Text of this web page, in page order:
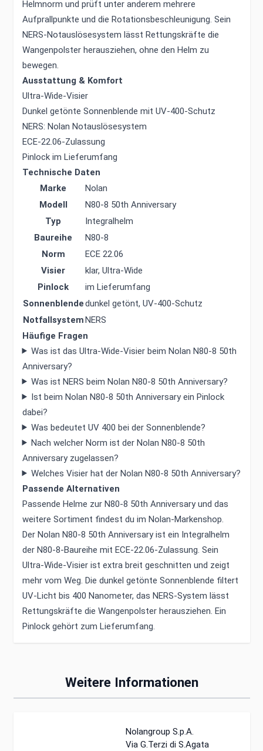
Helmnorm und prüft unter anderem mehrere
Aufprallpunkte und die Rotationsbeschleunigung. Sein
NERS-Notauslösesystem lässt Rettungskräfte die
Wangenpolster herausziehen, ohne den Helm zu
bewegen.
Ausstattung & Komfort
Ultra-Wide-Visier
Dunkel getönte Sonnenblende mit UV-400-Schutz
NERS: Nolan Notauslösesystem
ECE-22.06-Zulassung
Pinlock im Lieferumfang
Technische Daten
Marke
Nolan
Modell
N80-8 50th Anniversary
Typ
Integralhelm
Baureihe
N80-8
Norm
ECE 22.06
Visier
klar, Ultra-Wide
Pinlock
im Lieferumfang
Sonnenblendedunkel getönt, UV-400-Schutz
NotfallsystemNERS
Häufige Fragen
Was ist das Ultra-Wide-Visier beim Nolan N80-8 50th
Anniversary?
Was ist NERS beim Nolan N80-8 50th Anniversary?
Ist beim Nolan N80-8 50th Anniversary ein Pinlock
dabei?
Was bedeutet UV 400 bei der Sonnenblende?
Nach welcher Norm ist der Nolan N80-8 50th
Anniversary zugelassen?
Welches Visier hat der Nolan N80-8 50th Anniversary?
Passende Alternativen
Passende Helme zur N80-8 50th Anniversary und das
weitere Sortiment findest du im Nolan-Markenshop
Der Nolan N80-8 50th Anniversary ist ein Integralhelm
der N80-8-Baureihe mit ECE-22.06-Zulassung. Sein
Ultra-Wide-Visier ist extra breit geschnitten und zeigt
mehr vom Weg. Die dunkel getönte Sonnenblende filtert
UV-Licht bis 400 Nanometer, das NERS-System lässt
Rettungskräfte die Wangenpolster herausziehen. Ein
Pinlock gehört zum Lieferumfang.
Weitere Informationen
Nolangroup S.p.A.
Via G.Terzi di S.Agata